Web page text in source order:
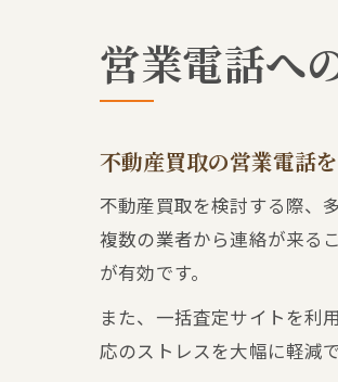
営業電話へ
不動産買取の営業電話
不動産買取を検討する際、
複数の業者から連絡が来る
が有効です。
また、一括査定サイトを利
応のストレスを大幅に軽減